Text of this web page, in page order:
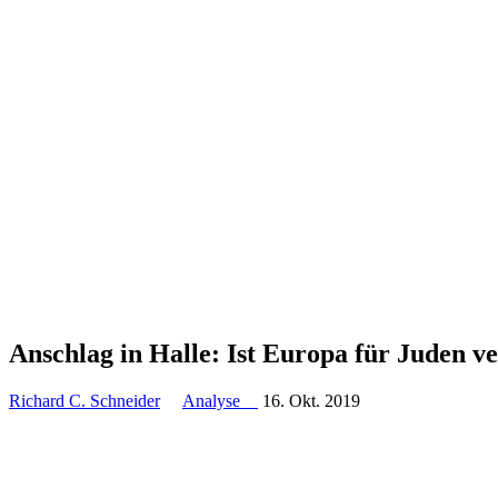
Anschlag in Halle: Ist Europa für Juden
Richard C. Schneider Analyse 16. Okt. 2019